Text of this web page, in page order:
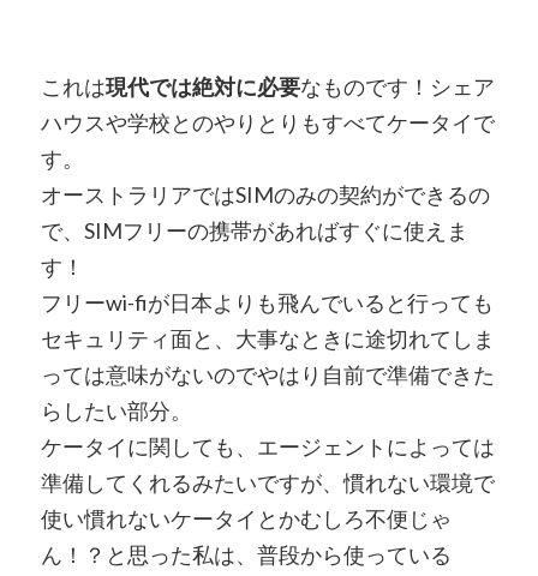
これは現代では絶対に必要なものです！シェア
ハウスや学校とのやりとりもすべてケータイで
す。
オーストラリアではSIMのみの契約ができるの
で、SIMフリーの携帯があればすぐに使えま
す！
フリーwi-fiが日本よりも飛んでいると行っても
セキュリティ面と、大事なときに途切れてしま
っては意味がないのでやはり自前で準備できた
らしたい部分。
ケータイに関しても、エージェントによっては
準備してくれるみたいですが、慣れない環境で
使い慣れないケータイとかむしろ不便じゃ
ん！？と思った私は、普段から使っている